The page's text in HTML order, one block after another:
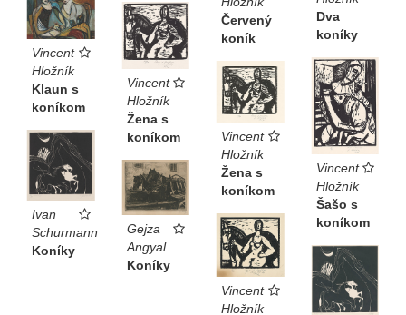
Červený
koník
Dva
koníky
Vincent
Hložník
Klaun s
koníkom
Vincent
Hložník
Žena s
koníkom
Vincent
Hložník
Šašo s
koníkom
Vincent
Hložník
Žena s
koníkom
Ivan
Schurmann
Koníky
Gejza
Angyal
Koníky
Vincent
Hložník